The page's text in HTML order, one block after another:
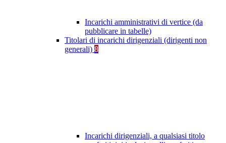
Incarichi amministrativi di vertice (da
pubblicare in tabelle)
Titolari di incarichi dirigenziali (dirigenti non
generali) 8
Incarichi dirigenziali, a qualsiasi titolo